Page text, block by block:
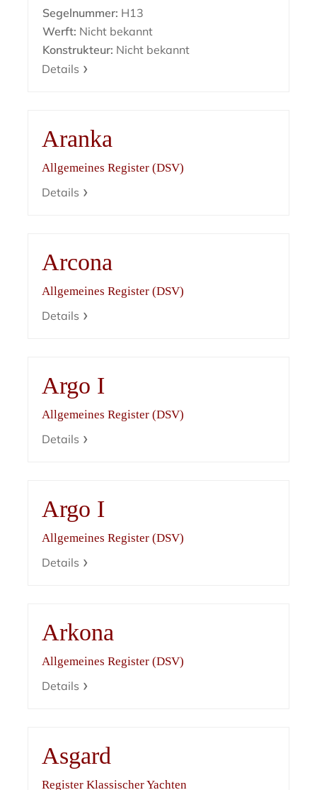
Segelnummer: H13
Werft: Nicht bekannt
Konstrukteur: Nicht bekannt
Details
Aranka
Allgemeines Register (DSV)
Details
Arcona
Allgemeines Register (DSV)
Details
Argo I
Allgemeines Register (DSV)
Details
Argo I
Allgemeines Register (DSV)
Details
Arkona
Allgemeines Register (DSV)
Details
Asgard
Register Klassischer Yachten